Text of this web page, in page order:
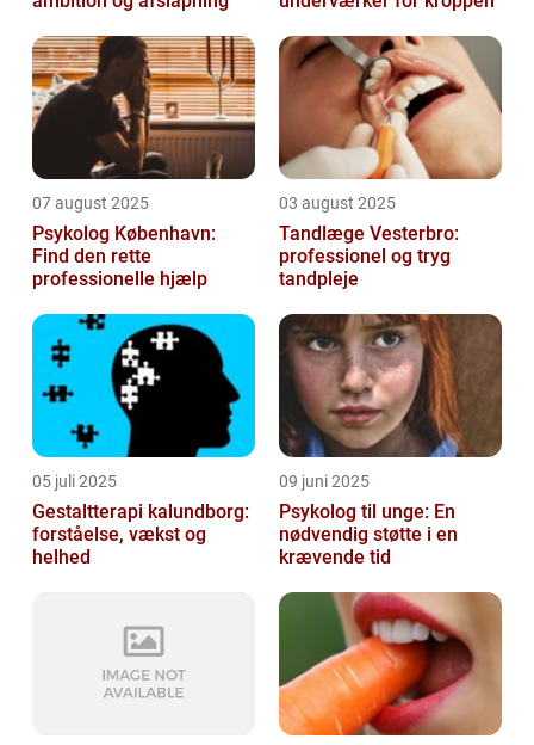
07 august 2025
Psykolog København:
Find den rette
professionelle hjælp
03 august 2025
Tandlæge Vesterbro:
professionel og tryg
tandpleje
05 juli 2025
Gestaltterapi kalundborg:
forståelse, vækst og
helhed
09 juni 2025
Psykolog til unge: En
nødvendig støtte i en
krævende tid